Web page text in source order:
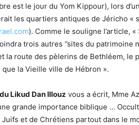
est le jour du Yom Kippour), lors
les quartiers antiques de Jéricho «
). Comme le souligne l’article,
trois autres ‘’sites du patrimoine
la route des pèlerins de Bethléem, le
que la Vieille ville de Hébron ».
Likud Dan Illouz vous a écrit, Mme
grande importance biblique …
et de Chrétiens partout dans le